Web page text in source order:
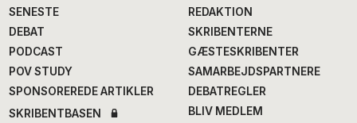
SENESTE
DEBAT
PODCAST
POV STUDY
SPONSOREREDE ARTIKLER
SKRIBENTBASEN
REDAKTION
SKRIBENTERNE
GÆSTESKRIBENTER
SAMARBEJDSPARTNERE
DEBATREGLER
BLIV MEDLEM